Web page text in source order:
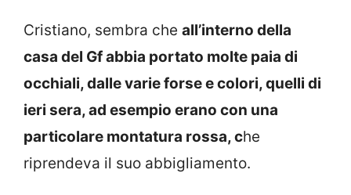
Cristiano, sembra che all’interno della
casa del Gf abbia portato molte paia di
occhiali, dalle varie forse e colori, quelli di
ieri sera, ad esempio erano con una
particolare montatura rossa, che
riprendeva il suo abbigliamento.